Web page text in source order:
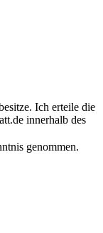
Ich erteile die
innerhalb des
genommen.